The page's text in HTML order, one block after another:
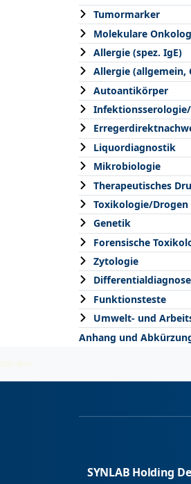
Tumormarker
Molekulare
Allergie (spez. IgE)
Allergie (allgemein,
Autoantikörper
Infektionsserologie/
Liquordiagnostik
Mikrobiologie
Therapeutisches
Toxikologie/Drogen
Genetik
Forensische
Zytologie
Funktionsteste
Umwelt- und
Anhang und
2026-08-06
SYNLAB Holding